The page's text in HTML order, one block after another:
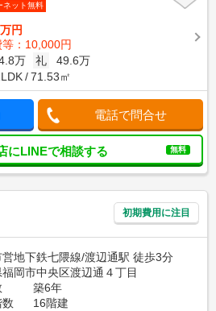
ネット無料
万円
：10,000円
万 礼
49.6万
71.53㎡
電話で問合せ
にLINEで相談する 無料
初期費用に注目
地下鉄七隈線/渡辺通駅 徒歩3分
岡市中央区渡辺通４丁目
築6年
16階建